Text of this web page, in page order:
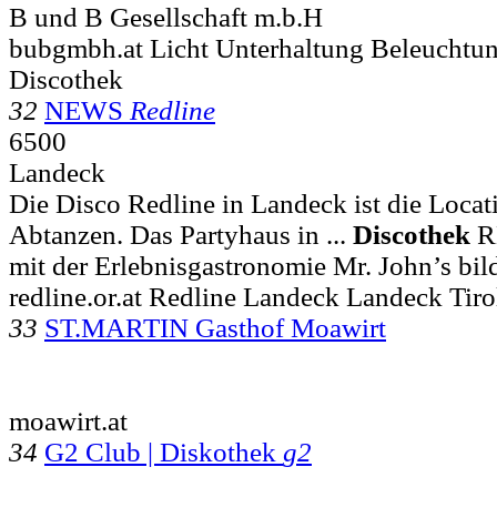
B und B Gesellschaft m.b.H
bubgmbh.at Licht Unterhaltung
Discothek
32 NEWS Redline
6500
Landeck
Die Disco Redline in Landeck ist die
Abtanzen. Das Partyhaus in ... Discothek
mit der Erlebnisgastronomie Mr. John’s
redline.or.at Redline Landeck Landeck
33 ST.MARTIN Gasthof Moawirt
moawirt.at
34 G2 Club | Diskothek g2